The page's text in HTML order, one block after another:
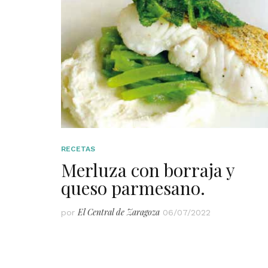
RECETAS
Merluza con borraja y
queso parmesano.
por El Central de Zaragoza 06/07/2022